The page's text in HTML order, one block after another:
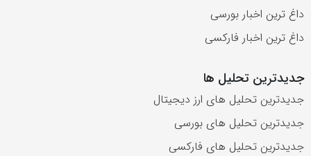
داغ ترین اخبار بورسی
داغ ترین اخبار فارکسی
جدیدترین تحلیل ها
جدیدترین تحلیل های ارز دیجیتال
جدیدترین تحلیل های بورسی
جدیدترین تحلیل های فارکسی